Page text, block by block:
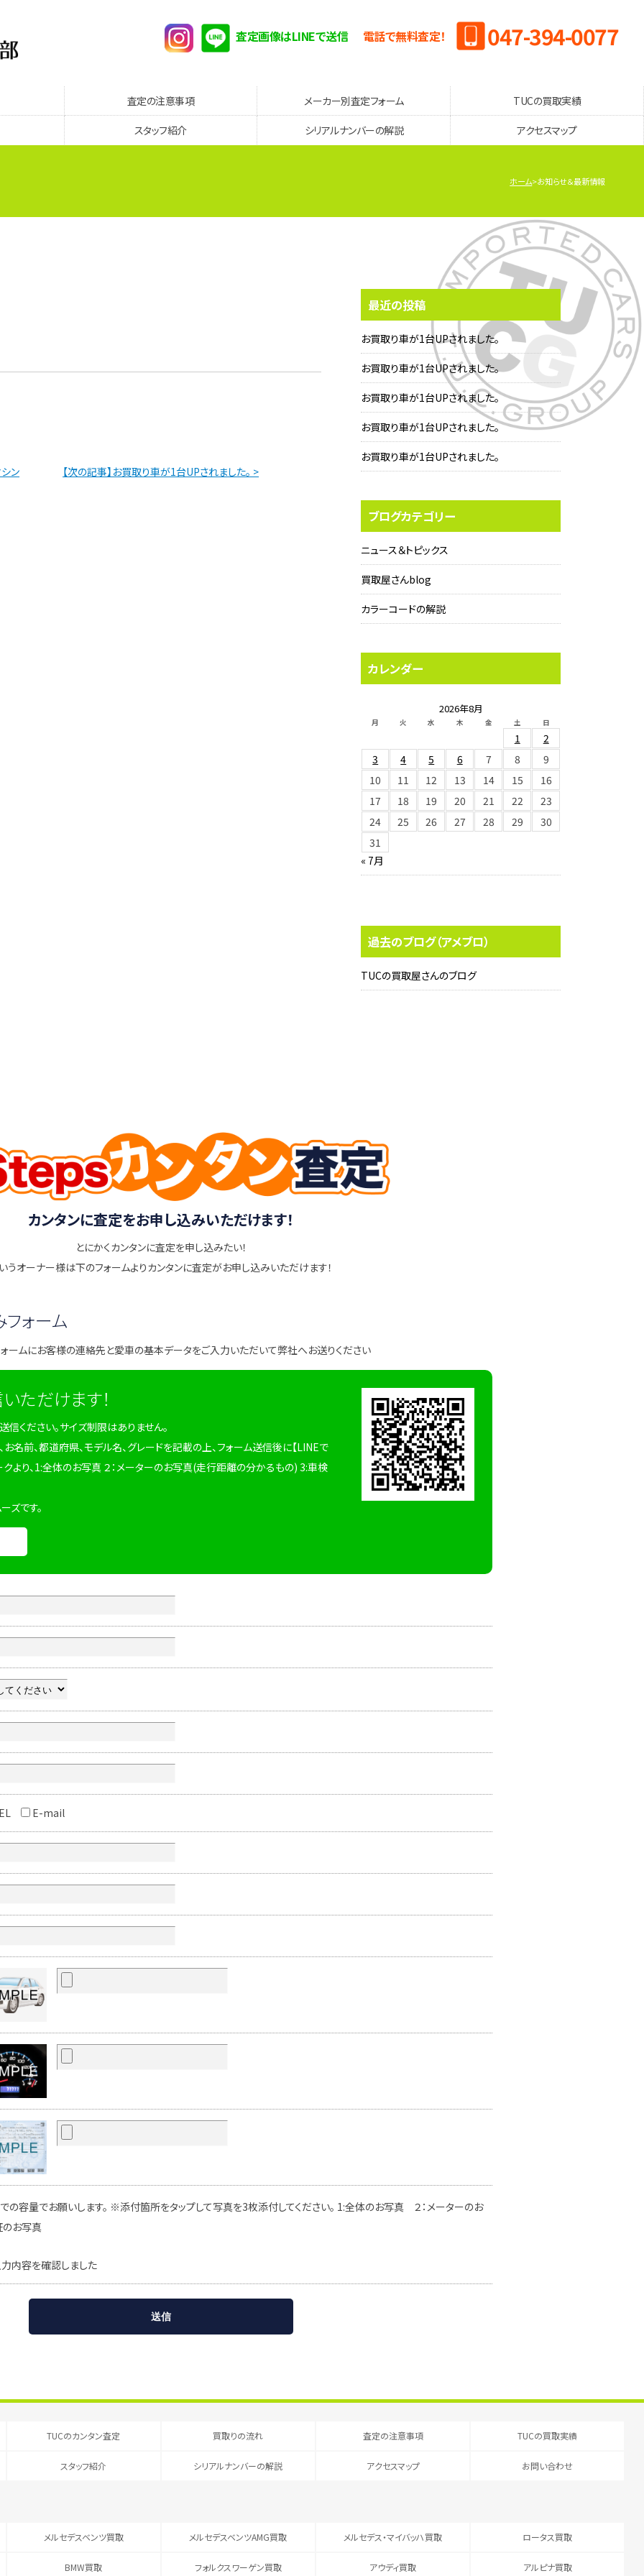
電話で無料査定！ 047-394-0077
査定画像はLINEで送信
査定の注意事項 メーカー別査定フォーム TUCの買取実績
スタッフ紹介 シリアルナンバーの解説 アクセスマップ
ホーム お知らせ＆最新情報
ン 【次の記事】お買取り車が1台UPされました。 >
最近の投稿
お買取り車が1台UPされました。
お買取り車が1台UPされました。
お買取り車が1台UPされました。
お買取り車が1台UPされました。
お買取り車が1台UPされました。
ブログカテゴリー
ニュース＆トピックス
買取屋さんblog
カラーコードの解説
カレンダー
2026年8月
月 火 水 木 金 土 日
1
2
3
4 5 6 7 8
9
10
11 12 13 14 15
16
17
18 19 20 21 22
23
24
25 26 27 28 29
30
31
« 7月
過去のブログ（アメブロ）
TUCの買取屋さんのブログ
カンタンに査定をお申し込みいただけます！
とにかくカンタンに査定を申し込みたい！
うオーナー様は下のフォームよりカンタンに査定がお申し込みいただけます！
ォーム
ームにお客様の連絡先と愛車の基本データをご入力いただいて弊社へお送りください
ただけます！
ください。サイズ制限はありません。
名前、都道府県、モデル名、グレードを記載の上、フォーム送信後に【LINEで
クより、1:全体のお写真 ２：メーターのお写真(走行距離の分かるもの) 3:車検
ズです。
E-mail
容量でお願いします。 ※添付箇所をタップして写真を3枚添付してください。 1:全体のお写真 ２：メーターのお
お写真
内容を確認しました
TUCのカンタン査定 買取りの流れ 査定の注意事項 TUCの買取実績
スタッフ紹介 シリアルナンバーの解説 アクセスマップ お問い合わせ
メルセデスベンツ買取 メルセデスベンツAMG買取 メルセデス・マイバッハ買取 ロータス買取
BMW買取 フォルクスワーゲン買取 アウディ買取 アルピナ買取